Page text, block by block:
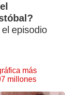
episodio
más
millones